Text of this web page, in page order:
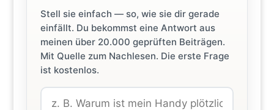
Stell sie einfach — so, wie sie dir gerade
einfällt. Du bekommst eine Antwort aus
meinen über 20.000 geprüften Beiträgen.
Mit Quelle zum Nachlesen. Die erste Frage
ist kostenlos.